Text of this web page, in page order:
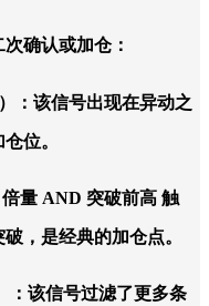
确认或加仓：
：该信号出现在异动之
位。
量 AND 突破前高 触
，是经典的加仓点。
：该信号过滤了更多条